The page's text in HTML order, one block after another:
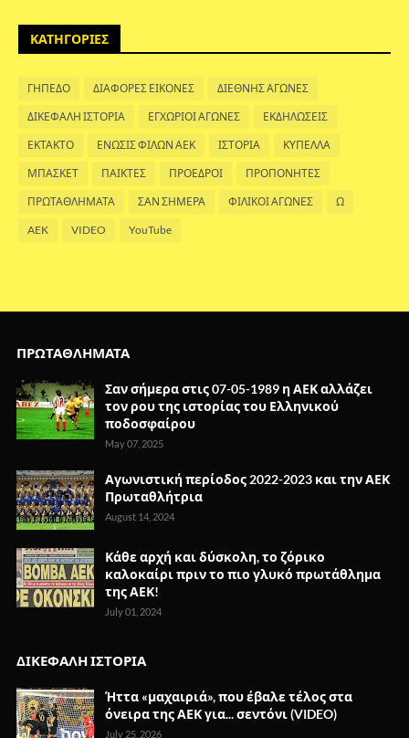
ΚΑΤΗΓΟΡΙΕΣ
ΓΗΠΕΔΟ ΔΙΑΦΟΡΕΣ ΕΙΚΟΝΕΣ ΔΙΕΘΝΗΣ ΑΓΩΝΕΣ
ΔΙΚΕΦΑΛΗ ΙΣΤΟΡΙΑ ΕΓΧΩΡΙΟΙ ΑΓΩΝΕΣ ΕΚΔΗΛΩΣΕΙΣ
ΕΚΤΑΚΤΟ ΕΝΩΣΙΣ ΦΙΛΩΝ ΑΕΚ ΙΣΤΟΡΙΑ ΚΥΠΕΛΛΑ
ΜΠΑΣΚΕΤ ΠΑΙΚΤΕΣ ΠΡΟΕΔΡΟΙ ΠΡΟΠΟΝΗΤΕΣ
ΠΡΩΤΑΘΛΗΜΑΤΑ ΣΑΝ ΣΗΜΕΡΑ ΦΙΛΙΚΟΙ ΑΓΩΝΕΣ Ω
AEK VIDEO YouTube
ΠΡΩΤΑΘΛΗΜΑΤΑ
Σαν σήμερα στις 07-05-1989 η ΑΕΚ αλλάζει
τον ρου της ιστορίας του Ελληνικού
ποδοσφαίρου
May 07, 2025
Αγωνιστική περίοδος 2022-2023 και την ΑΕΚ
Πρωταθλήτρια
August 14, 2024
Κάθε αρχή και δύσκολη, το ζόρικο
καλοκαίρι πριν το πιο γλυκό πρωτάθλημα
της ΑΕΚ!
July 01, 2024
ΔΙΚΕΦΑΛΗ ΙΣΤΟΡΙΑ
Ήττα «μαχαιριά», που έβαλε τέλος στα
όνειρα της ΑΕΚ για... σεντόνι (VIDEO)
July 25, 2026